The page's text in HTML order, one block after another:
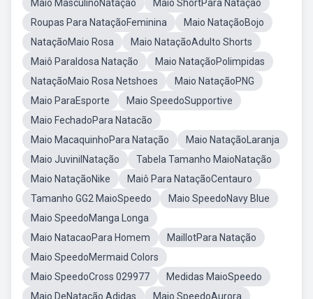
Maio MasculinoNatação
Maio ShortPara Natação
Roupas Para NataçãoFeminina
Maio NataçãoBojo
NataçãoMaio Rosa
Maio NataçãoAdulto Shorts
Maiô ParaIdosa Natação
Maio NataçãoPolimpidas
NataçãoMaio Rosa Netshoes
Maio NataçãoPNG
Maio ParaEsporte
Maio SpeedoSupportive
Maio FechadoPara Natacão
Maio MacaquinhoPara Natação
Maio NataçãoLaranja
Maio JuvinilNatação
Tabela Tamanho MaioNatação
Maio NataçãoNike
Maiô Para NataçãoCentauro
Tamanho GG2 MaioSpeedo
Maio SpeedoNavy Blue
Maio SpeedoManga Longa
Maio NatacaoPara Homem
MaillotPara Natação
Maio SpeedoMermaid Colors
Maio SpeedoCross 029977
Medidas MaioSpeedo
Maio DeNatação Adidas
Maio SpeedoAurora